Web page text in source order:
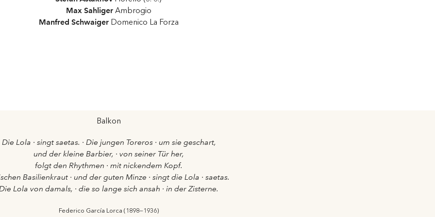
Max Sahliger Ambrogio
Manfred Schwaiger Domenico La Forza
Balkon
Die Lola · singt saetas. · Die jungen Toreros · um sie geschart,
und der kleine Barbier, · von seiner Tür her,
folgt den Rhythmen · mit nickendem Kopf.
Basilienkraut · und der guten Minze · singt die Lola · saetas.
Lola von damals, · die so lange sich ansah · in der Zisterne.
Federico García Lorca (1898—1936)